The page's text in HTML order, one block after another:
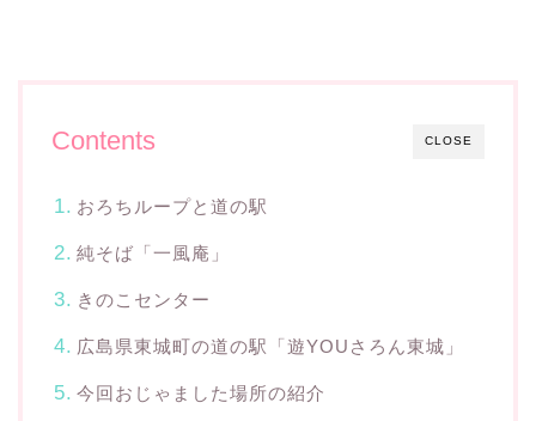
CLOSE
Contents
おろちループと道の駅
純そば「一風庵」
きのこセンター
広島県東城町の道の駅「遊YOUさろん東城」
今回おじゃました場所の紹介